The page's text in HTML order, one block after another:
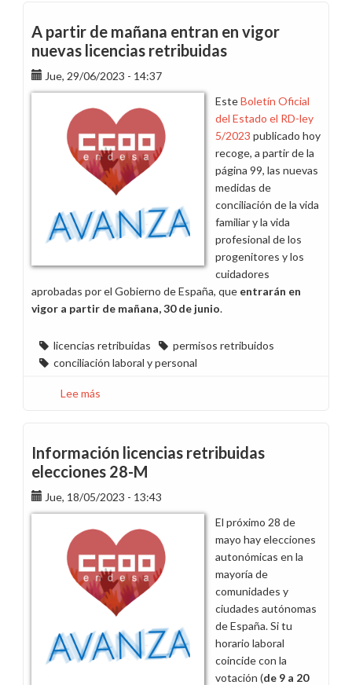
comunicación
de
la
dirección
respecto
a
permisos
electorales
del
personal
a
turno
A partir de mañana entran en vigor
nuevas licencias retribuidas
Jue, 29/06/2023 - 14:37
EsteBoletín Oficial
del Estado el RD-ley
5/2023 publicado hoy
recoge, a partir de la
página 99, las nuevas
medidas de
conciliación de la vida
familiar y la vida
profesional de los
progenitores y los
cuidadores
aprobadas por el Gobierno de España, que entrarán en
vigor a partir de mañana, 30 de junio.
licencias retribuidas
permisos retribuidos
conciliación laboral y personal
Lee más
de
mañana
entran
en
vigor
nuevas
licencias
retribuidas
Información licencias retribuidas
elecciones 28-M
Jue, 18/05/2023 - 13:43
El próximo 28 de
mayo hay elecciones
autonómicas en la
mayoría de
comunidades y
ciudades autónomas
de España. Si tu
horario laboral
coincide con la
votación (de 9 a 20